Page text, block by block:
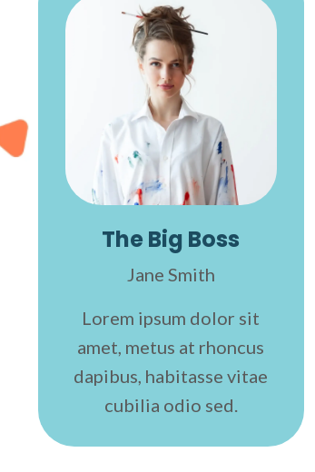
The Big Boss
Jane Smith
Lorem ipsum dolor sit
amet, metus at rhoncus
dapibus, habitasse vitae
cubilia odio sed.